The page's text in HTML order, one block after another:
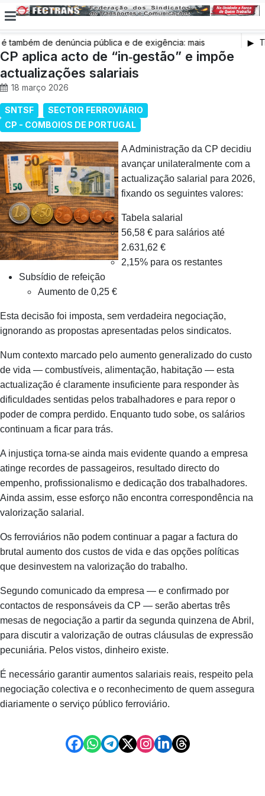
também de denúncia pública e de exigência: mais
saúde, mais condições de trabalho e mais SNS
CP aplica acto de “in‑gestão” e impõe
actualizações salariais
18 março 2026
SNTSF
SECTOR FERROVIÁRIO
CP - COMBOIOS DE PORTUGAL
A Administração da CP decidiu
avançar unilateralmente com a
actualização salarial para 2026,
fixando os seguintes valores:
Tabela salarial
56,58 € para salários até
2.631,62 €
2,15% para os restantes
Subsídio de refeição
Aumento de 0,25 €
Esta decisão foi imposta, sem verdadeira negociação,
ignorando as propostas apresentadas pelos sindicatos.
Num contexto marcado pelo aumento generalizado do custo
de vida — combustíveis, alimentação, habitação — esta
actualização é claramente insuficiente para responder às
dificuldades sentidas pelos trabalhadores e para repor o
poder de compra perdido. Enquanto tudo sobe, os salários
continuam a ficar para trás.
A injustiça torna‑se ainda mais evidente quando a empresa
atinge recordes de passageiros, resultado directo do
empenho, profissionalismo e dedicação dos trabalhadores.
Ainda assim, esse esforço não encontra correspondência na
valorização salarial.
Os ferroviários não podem continuar a pagar a factura do
brutal aumento dos custos de vida e das opções políticas
que desinvestem na valorização do trabalho.
Segundo comunicado da empresa — e confirmado por
contactos de responsáveis da CP — serão abertas três
mesas de negociação a partir da segunda quinzena de Abril,
para discutir a valorização de outras cláusulas de expressão
pecuniária. Pelos vistos, dinheiro existe.
É necessário garantir aumentos salariais reais, respeito pela
negociação colectiva e o reconhecimento de quem assegura
diariamente o serviço público ferroviário.